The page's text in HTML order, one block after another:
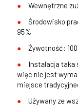
Wewnętrzne
Środowisko
95%
Żywotność:
Instalacja taka
więc nie jest
miejsce
Używany ze